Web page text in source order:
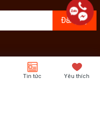
Đăng ký
Tin tức Yêu thích